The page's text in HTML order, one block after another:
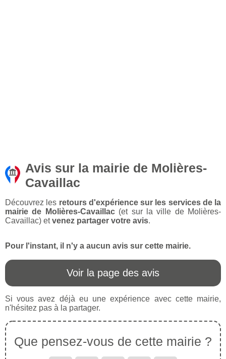
Avis sur la mairie de Molières-
Cavaillac
Découvrez les retours d'expérience sur les services de la
mairie de Molières-Cavaillac(et sur la ville de Molières-
Cavaillac) etvenez partager votre avis.
Pour l'instant, il n'y a aucun avis sur cette mairie.
Voir la page des avis
Si vous avez déjà eu une expérience avec cette mairie,
n'hésitez pas à la partager.
Que pensez-vous de cette mairie ?